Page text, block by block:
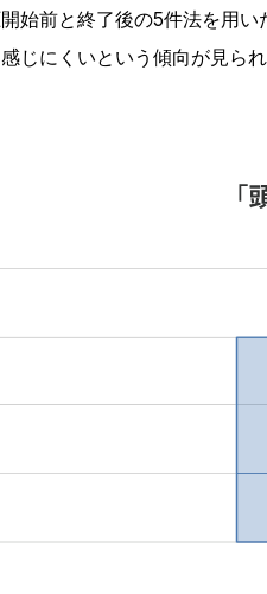
始前と終了後の5件法を用
じにくいという傾向が見られ